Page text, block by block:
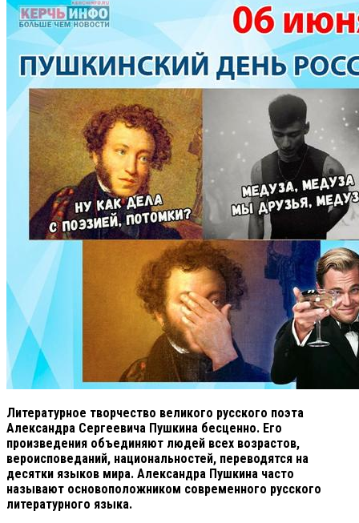
Литературное творчество великого русского поэта
Александра Сергеевича Пушкина бесценно. Его
произведения объединяют людей всех возрастов,
вероисповеданий, национальностей, переводятся на
десятки языков мира. Александра Пушкина часто
называют основоположником современного русского
литературного языка.